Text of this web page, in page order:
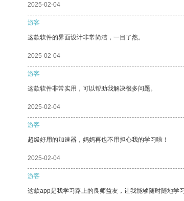
2025-02-04
游客
这款软件的界面设计非常简洁，一目了然。
2025-02-04
游客
这款软件非常实用，可以帮助我解决很多问题。
2025-02-04
游客
超级好用的加速器，妈妈再也不用担心我的学习啦！
2025-02-04
游客
这款app是我学习路上的良师益友，让我能够随时随地学